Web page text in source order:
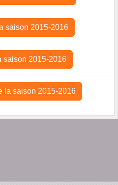
saison 2015-2016
saison 2015-2016
la saison 2015-2016